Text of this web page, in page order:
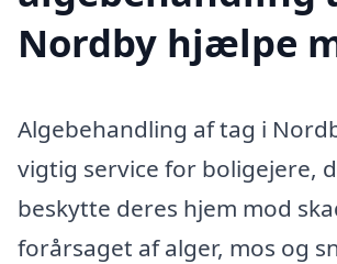
Nordby hjælpe
Algebehandling af tag i
vigtig service for boligejere,
beskytte deres hjem mod
forårsaget af alger, mos og